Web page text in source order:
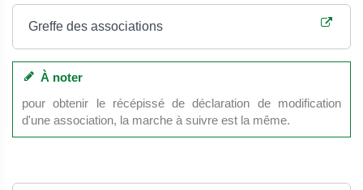
Greffe des associations
À noter
pour obtenir le récépissé de déclaration de modification
d'une association, la marche à suivre est la même.